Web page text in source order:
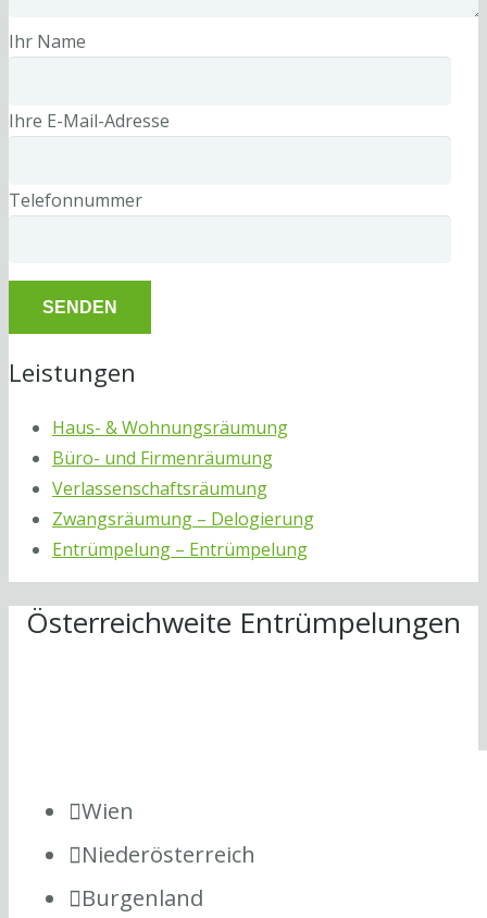
Ihr Name
Ihre E-Mail-Adresse
Telefonnummer
Leistungen
Haus- & Wohnungsräumung
Büro- und Firmenräumung
Verlassenschaftsräumung
Zwangsräumung – Delogierung
Entrümpelung – Entrümpelung
Österreichweite Entrümpelungen
Wien
Niederösterreich
Burgenland